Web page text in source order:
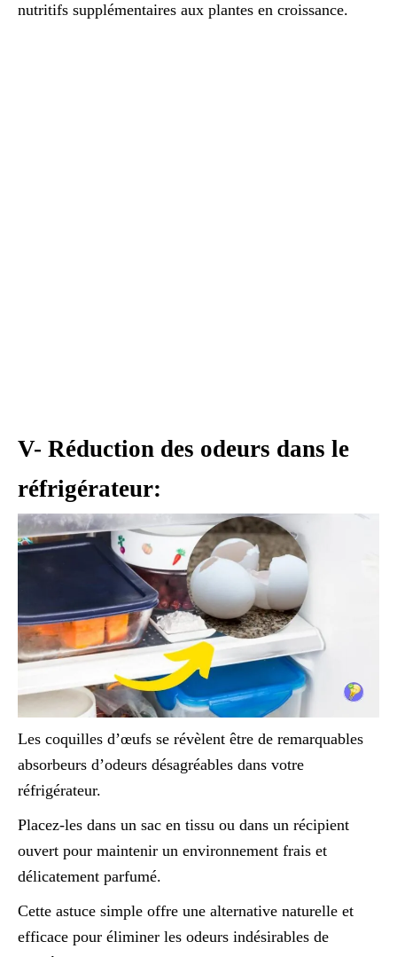
nutritifs supplémentaires aux plantes en croissance.
V- Réduction des odeurs dans le
réfrigérateur:
Les coquilles d’œufs se révèlent être de remarquables
absorbeurs d’odeurs désagréables dans votre
réfrigérateur.
Placez-les dans un sac en tissu ou dans un récipient
ouvert pour maintenir un environnement frais et
délicatement parfumé.
Cette astuce simple offre une alternative naturelle et
efficace pour éliminer les odeurs indésirables de